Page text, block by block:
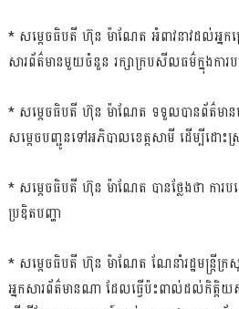
* សម្ដេចធិបតី ហ៊ុន ម៉ាណែត អំពាវនាវដល់អ្នក
សារព័ត៌មានមួយចំនួន រក្សាក្របសីលធម៌ក្នុងការ
* សម្ដេចធិបតី ហ៊ុន ម៉ាណែត ទទួលបានព័ត៌មាន
សម្ដេចបញ្ជូនទៅអភិបាលខេត្តសាមី ដើម្បីដោះស្
* សម្ដេចធិបតី ហ៊ុន ម៉ាណែត បានថ្លែងថា ការ
ប្រឌិតបញ្ហា
* សម្ដេចធិបតី ហ៊ុន ម៉ាណែត ណែនាំរដ្ឋមន្ដ្រីក្
អ្នកសារព័ត៌មានណា ដែលធ្វើប៉ះពាល់ដល់កិត្តិយ